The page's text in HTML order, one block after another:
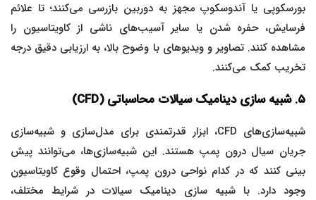
بورسکوپی یا آندوسکوپ مجهز به دوربین بازرسی می‌کنند؛ تا علائم
فرسایش، حفره شدن یا سایر آسیب‌های ناشی از کاویتاسیون را
مشاهده کنند. تصاویر و ویدیوهای با وضوح بالا، به ارزیابی دقیق درجه
تخریب کمک می‌کنند.
۵. شبیه سازی دینامیک سیالات محاسباتی (CFD)
شبیه‌سازی‌های CFD، ابزار قدرتمندی برای مدل‌سازی و شبیه‌سازی
جریان سیال درون پمپ هستند. این شبیه‌سازی‌ها، می‌توانند پیش
بینی کنند که در کدام نواحی درون پمپ، احتمال وقوع کاویتاسیون
وجود دارد. با شبیه سازی دینامیک سیالات در شرایط مختلف،